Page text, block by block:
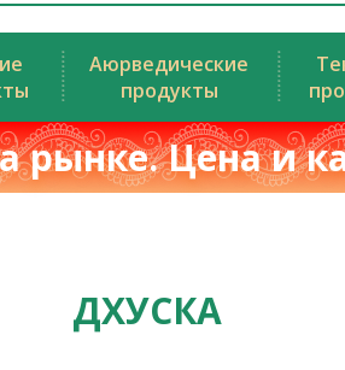
Аюрведические
продукты
рынке. Цена и
ДХУСКА